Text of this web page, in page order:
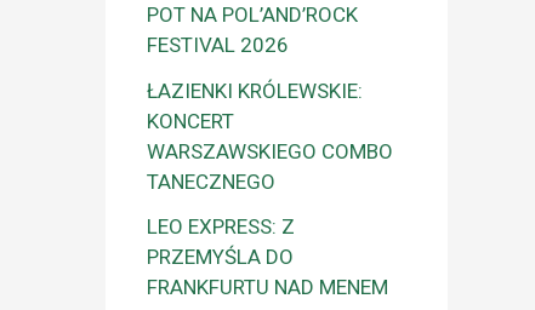
POT NA POL’AND’ROCK
FESTIVAL 2026
ŁAZIENKI KRÓLEWSKIE:
KONCERT
WARSZAWSKIEGO COMBO
TANECZNEGO
LEO EXPRESS: Z
PRZEMYŚLA DO
FRANKFURTU NAD MENEM